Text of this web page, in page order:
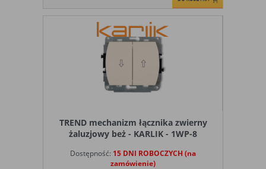
TREND mechanizm łącznika zwierny
żaluzjowy beż - KARLIK - 1WP-8
Dostępność: 15 DNI ROBOCZYCH (na
zamówienie)